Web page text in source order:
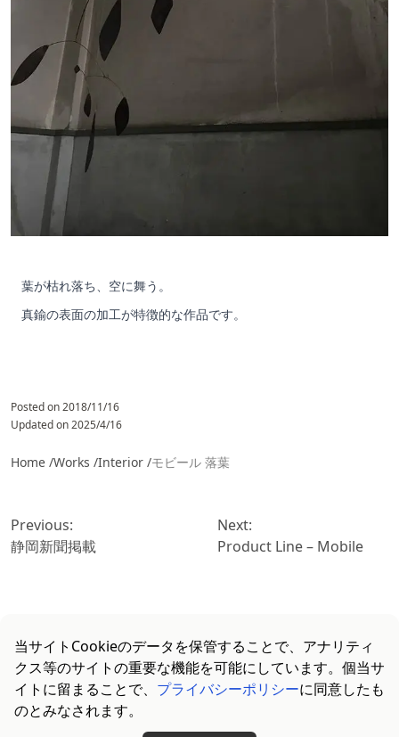
葉が枯れ落ち、空に舞う。
真鍮の表面の加工が特徴的な作品です。
Posted on2018/11/16
Updated on2025/4/16
Home /Works /Interior /モビール 落葉
稿
ナ
ョ
ン
Previous:
静岡新聞掲載
Next:
Product Line – Mobile
プライバシーポリシー
当サイトCookieのデータを保管することで、アナリティ
クス等のサイトの重要な機能を可能にしています。個当サ
イトに留まることで、 プライバシーポリシーに同意したも
のとみなされます。